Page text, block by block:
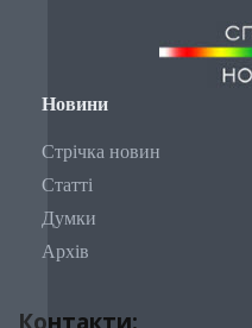
Новини
Стрічка новин
Статті
Думки
Архів